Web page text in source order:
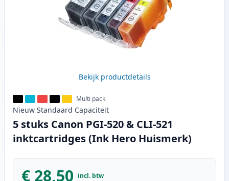
Bekijk productdetails
Multi pack
Nieuw Standaard Capaciteit
5 stuks Canon PGI-520 & CLI-521
inktcartridges (Ink Hero Huismerk)
€ 28,50 incl. btw